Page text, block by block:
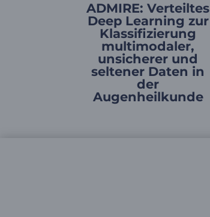
ADMIRE: Verteiltes
Deep Learning zur
Klassifizierung
multimodaler,
unsicherer und
seltener Daten in
der
Augenheilkunde